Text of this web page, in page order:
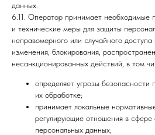
данных.
6.11. Оператор принимает необходимые
и технические меры для защиты
неправомерного или случайного доступа
изменения, блокирования,
несанкционированных действий, в том
определяет угрозы безопасности
их обработке;
принимает локальные
регулирующие отношения в
персональных данных;